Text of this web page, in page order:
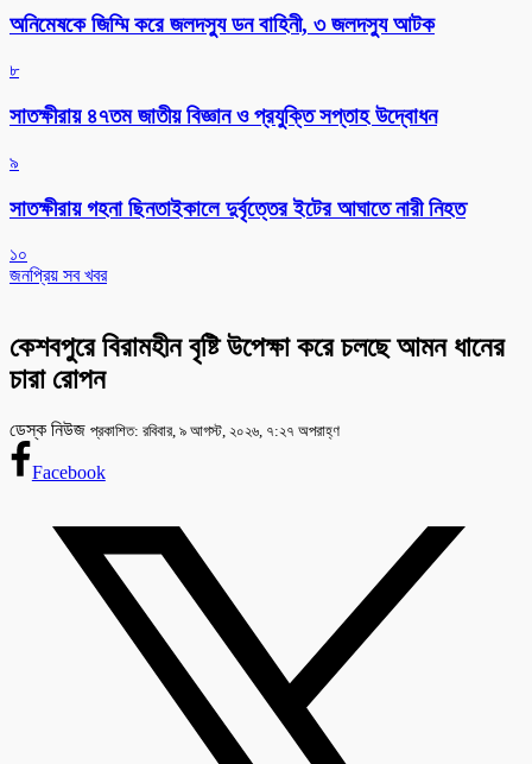
অনিমেষকে জিম্মি করে জলদস্যু ডন বাহিনী, ৩ জলদস্যু আটক
৮
সাতক্ষীরায় ৪৭তম জাতীয় বিজ্ঞান ও প্রযুক্তি সপ্তাহ উদ্বোধন
৯
সাতক্ষীরায় গহনা ছিনতাইকালে দুর্বৃত্তের ইটের আঘাতে নারী নিহত
১০
জনপ্রিয় সব খবর
কেশবপুরে বিরামহীন বৃষ্টি উপেক্ষা করে চলছে আমন ধানের
চারা রোপন
ডেস্ক নিউজ প্রকাশিত: রবিবার, ৯ আগস্ট, ২০২৬, ৭:২৭ অপরাহ্ণ
Facebook